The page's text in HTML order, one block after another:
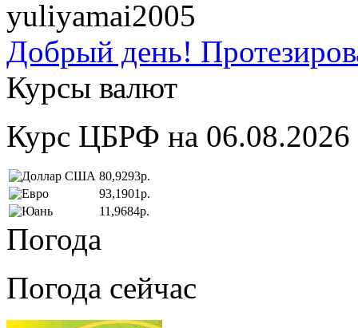
yuliyamai2005
Добрый день!
Курсы валют
Курс ЦБРФ на 06.08.2026
80,9293р.
93,1901р.
11,9684р.
Погода
Погода сейчас